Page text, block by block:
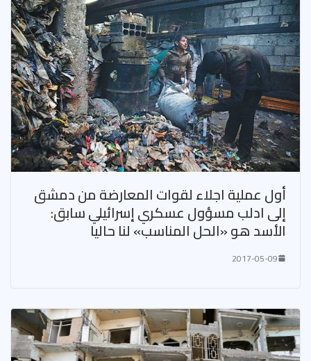
أول عملية اجلاء لقوات المعارضة من دمشق
إلى ادلب مسؤول عسكري إسرائيلي سابق:
الأسد هو «الحل المناسب» لنا حاليا
2017-05-09